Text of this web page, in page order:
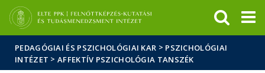
Hírek
Események
ELTE a
sajtóban
PEDAGÓGIAI ÉS PSZICHOLÓGIAI KAR > PSZICHOLÓGIAI
INTÉZET > AFFEKTÍV PSZICHOLÓGIA TANSZÉK